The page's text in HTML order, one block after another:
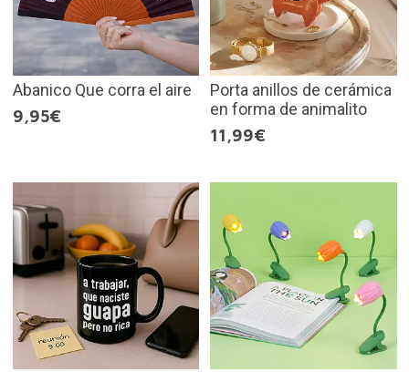
Abanico Que corra el aire
9,95€
Porta anillos de cerámica
en forma de animalito
11,99€